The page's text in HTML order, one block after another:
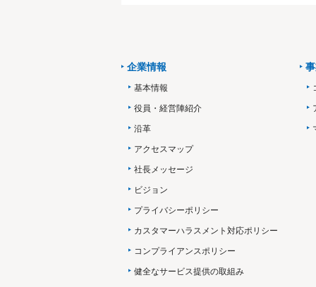
企業情報
基本情報
役員・経営陣紹介
沿革
アクセスマップ
社長メッセージ
ビジョン
プライバシーポリシー
カスタマーハラスメント対応ポリシー
コンプライアンスポリシー
健全なサービス提供の取組み